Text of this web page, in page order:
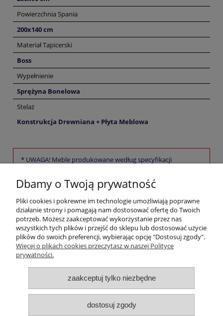
Powierzchnia Spania
200x140 cm
Materiał Tapicerski
Boss
Wypełnienie
Sprężyna Bonelowa
Stelaż
Konstrukcja Drewniana + Płyta Meblowa
* UWAGA! Meble produkowane według specyfikacji
Pomoc
Moje konto
Płatności i dostawa
Informacje
Dbamy o Twoją prywatność
Pliki cookies i pokrewne im technologie umożliwiają poprawne
działanie strony i pomagają nam dostosować ofertę do Twoich
potrzeb. Możesz zaakceptować wykorzystanie przez nas
wszystkich tych plików i przejść do sklepu lub dostosować użycie
plików do swoich preferencji, wybierając opcję "Dostosuj zgody".
Więcej o plikach cookies przeczytasz w naszej Polityce
prywatności.
zaakceptuj tylko niezbędne
dostosuj zgody